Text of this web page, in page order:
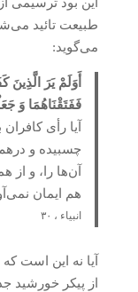
طبیعت تائید
می‌گوید:
أَوَلَمْ یَرَ الَّذِینَ
فَفَتَقْنَاهُمَا وَ
آیا رأی
چسبیده و درهم
آن‌ها را، و از
هم ایمان
انبیاء ، ۳۰
آیا نه این است
از پیکر خورشید